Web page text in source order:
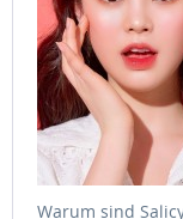
Warum sind